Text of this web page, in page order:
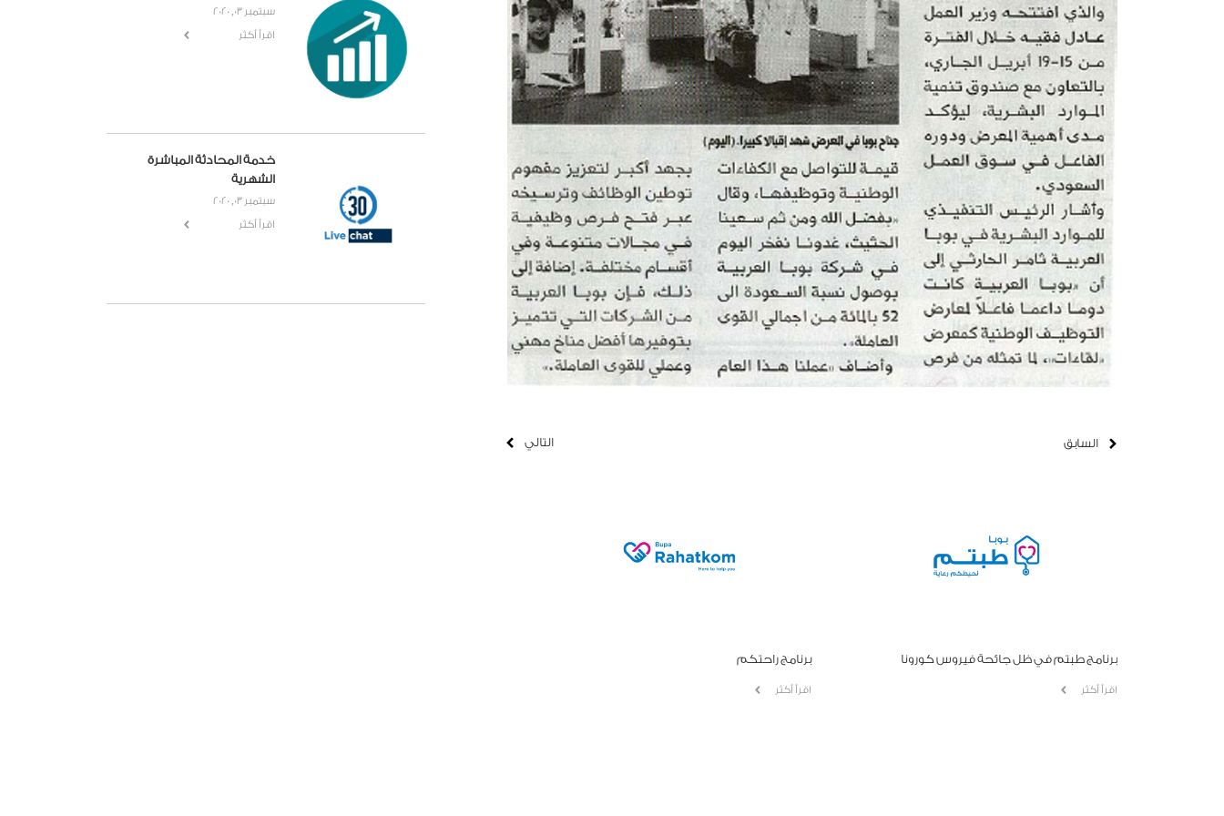
السابق التالي
برنامج راحتكم
اقرأ أكثر
برنامج طبتم في ظل جائحة فيروس كورونا
اقرأ أكثر
سبتمبر 03, 2020
اقرأ أكثر
خدمة المحادثة المباشرة
الشهرية
سبتمبر 03, 2020
اقرأ أكثر